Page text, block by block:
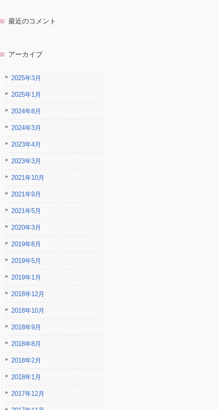
最近のコメント
アーカイブ
2025年3月
2025年1月
2024年8月
2024年3月
2023年4月
2023年3月
2021年10月
2021年9月
2021年5月
2020年3月
2019年8月
2019年5月
2019年1月
2018年12月
2018年10月
2018年9月
2018年8月
2018年2月
2018年1月
2017年12月